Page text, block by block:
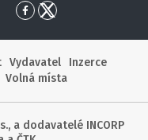
Přejít
Facebook
Přejít
X
Vydavatel
Inzerce
Volná místa
a dodavatelé INCORP